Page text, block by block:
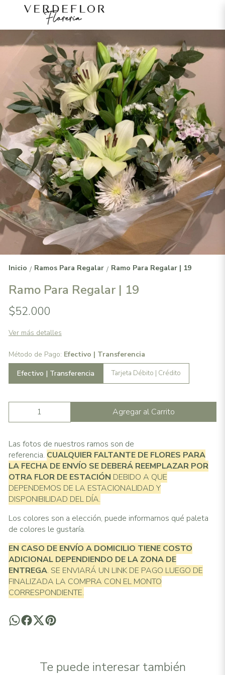
Inicio / Ramos Para Regalar / Ramo Para Regalar | 19
Ramo Para Regalar | 19
$52.000
Ver más detalles
Método de Pago: Efectivo | Transferencia
Efectivo | Transferencia
Tarjeta Débito | Crédito
Agregar al Carrito
Las fotos de nuestros ramos son de
referencia. CUALQUIER FALTANTE DE FLORES PARA
LA FECHA DE ENVÍO SE DEBERÁ REEMPLAZAR POR
OTRA FLOR DE ESTACIÓN DEBIDO A QUE
DEPENDEMOS DE LA ESTACIONALIDAD Y
DISPONIBILIDAD DEL DÍA.
Los colores son a elección, puede informarnos qué paleta
de colores le gustaría.
EN CASO DE ENVÍO A DOMICILIO TIENE COSTO
ADICIONAL DEPENDIENDO DE LA ZONA DE
ENTREGA. SE ENVIARÁ UN LINK DE PAGO LUEGO DE
FINALIZADA LA COMPRA CON EL MONTO
CORRESPONDIENTE.
Te puede interesar también